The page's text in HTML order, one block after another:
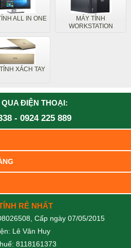
ALL IN ONE
MÁY TÍNH
WORKSTATION
XÁCH TAY
ĐIỆN THOẠI:
- 0924 225 889
RẺ NHẤT
Cấp ngày 07/05/2015
Lê Văn Huy
8118161373